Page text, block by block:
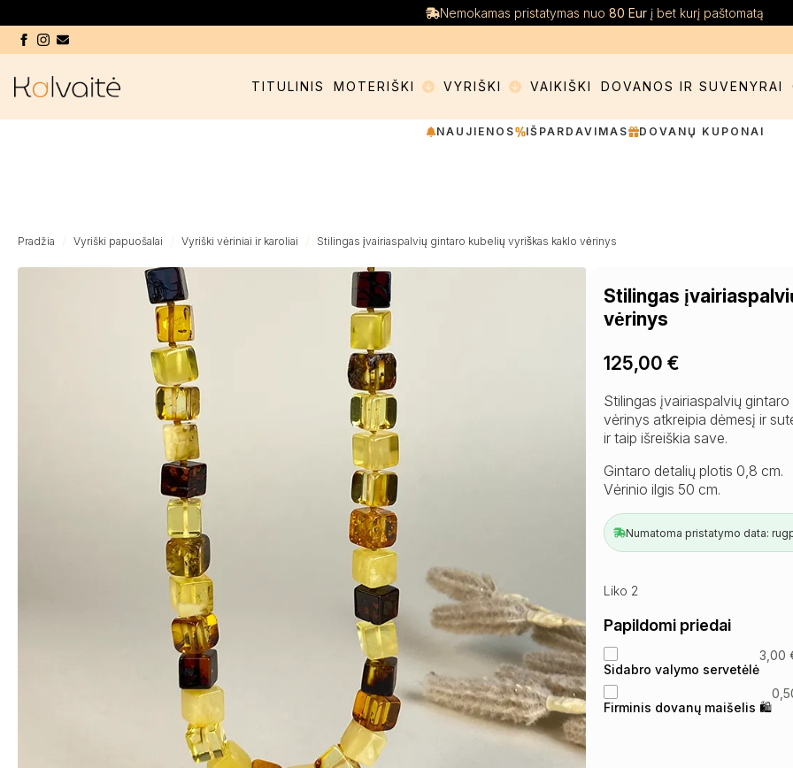
Nemokamas pristatymas nuo 80 Eur į bet kurį paštomatą
TITULINIS MOTERIŠKI VYRIŠKI VAIKIŠKI DOVANOS IR SUVENYRAI
NAUJIENOS IŠPARDAVIMAS DOVANŲ KUPONAI
Pradžia Vyriški papuošalai Vyriški vėriniai ir karoliai Stilingas įvairiaspalvių gintaro kubelių vyriškas kaklo vėrinys
Stilingas
vėrinys
125,00 €
Stilingas įvairiaspalvių
vėrinys atkreipia dėmesį ir
ir taip išreiškia save.
Gintaro detalių plotis 0,8 cm.
Vėrinio ilgis 50 cm.
Numatoma pristatymo data:
Liko 2
Papildomi priedai
Sidabro valymo servetėlė
3,00
Firminis dovanų maišelis 🛍